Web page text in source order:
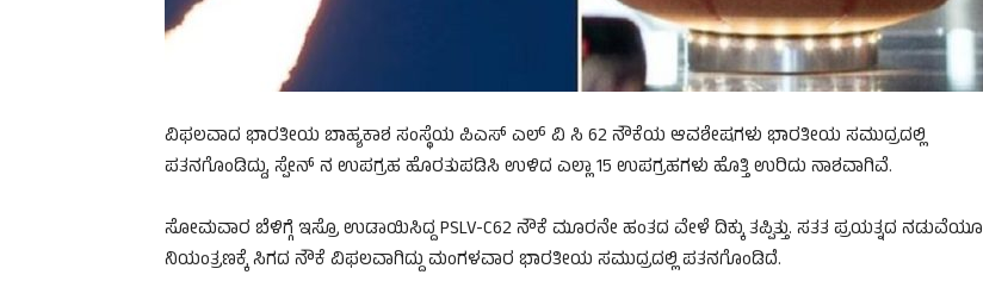
ವಿಫಲವಾದ ಭಾರತೀಯ ಬಾಹ್ಯಕಾಶ ಸಂಸ್ಥೆಯ ಪಿಎಸ್ ಎಲ್ ವಿ ಸಿ 62 ನೌಕೆಯ ಆವಶೇಷಗಳು ಭಾರತೀಯ ಸಮುದ್ರದಲ್ಲಿ
ಪತನಗೊಂಡಿದ್ದು, ಸ್ಪೇನ್ ನ ಉಪಗ್ರಹ ಹೊರತುಪಡಿಸಿ ಉಳಿದ ಎಲ್ಲಾ 15 ಉಪಗ್ರಹಗಳು ಹೊತ್ತಿ ಉರಿದು ನಾಶವಾಗಿವೆ.
ಸೋಮವಾರ ಬೆಳಿಗ್ಗೆ ಇಸ್ರೊ ಉಡಾಯಿಸಿದ್ದ PSLV-C62 ನೌಕೆ ಮೂರನೇ ಹಂತದ ವೇಳೆ ದಿಕ್ಕು ತಪ್ಪಿತ್ತು. ಸತತ ಪ್ರಯತ್ನದ ನಡುವೆಯೂ
ನಿಯಂತ್ರಣಕ್ಕೆ ಸಿಗದ ನೌಕೆ ವಿಫಲವಾಗಿದ್ದು ಮಂಗಳವಾರ ಭಾರತೀಯ ಸಮುದ್ರದಲ್ಲಿ ಪತನಗೊಂಡಿದೆ.